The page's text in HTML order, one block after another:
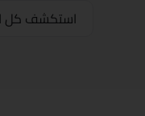
استكشف كل الـ 110 زهرة فيالخارجة